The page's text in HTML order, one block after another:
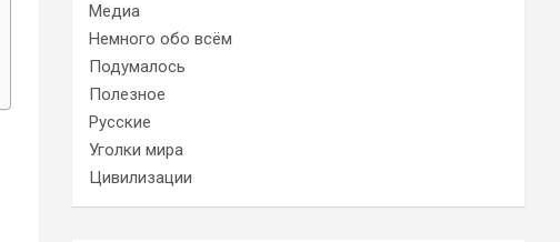
Медиа
Немного обо всём
Подумалось
Полезное
Русские
Уголки мира
Цивилизации